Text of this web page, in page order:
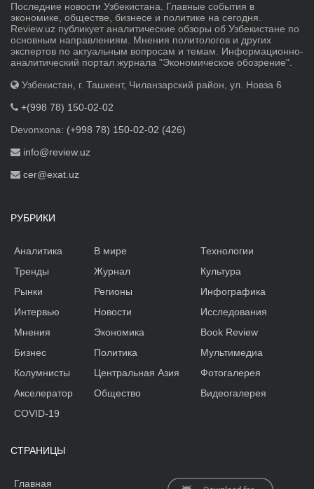
Последние новости Узбекистана. Главные события в
экономике, обществе, бизнесе и политике на сегодня.
Review.uz публикует аналитические обзоры об Узбекистане по
основным направлениям. Мнения политологов и других
экспертов по актуальным вопросам и темам. Информационно-
аналитический портал журнала "Экономическое обозрение".
Узбекистан, г. Ташкент, Чиланзарский район, ул. Новза 6
+(998 78) 150-02-02
Devonxona: (+998 78) 150-02-02 (426)
info@review.uz
cer@exat.uz
РУБРИКИ
Аналитика
Тренды
Рынки
Интервью
Мнения
Бизнес
Колумнисты
Акселератор
В мире
Журнал
Регионы
Новости
Экономика
Политика
Центральная Азия
Общество
Технологии
Культура
Инфографика
Исследования
Book Review
Мультимедиа
Фотогалерея
Видеогалерея
COVID-19
СТРАНИЦЫ
Главная